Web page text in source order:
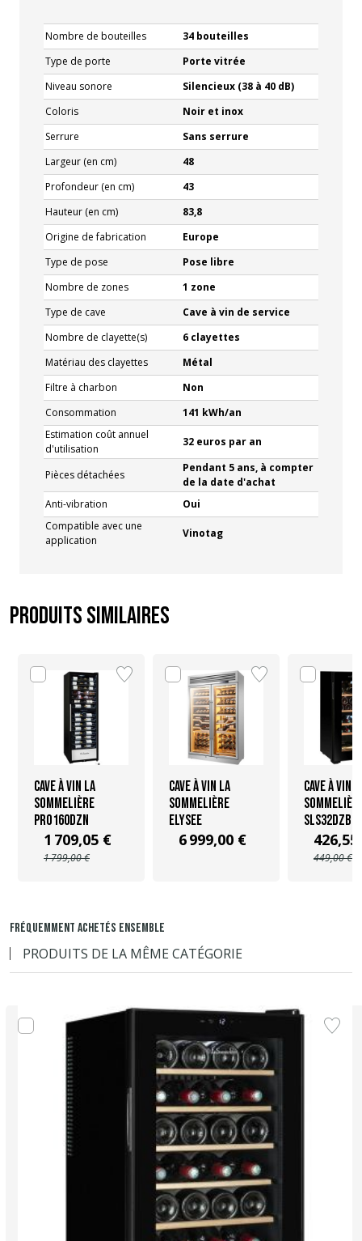
Nombre de bouteilles
34 bouteilles
Type de porte
Porte vitrée
Niveau sonore
Silencieux (38 à 40 dB)
Coloris
Noir et inox
Serrure
Sans serrure
Largeur (en cm)
48
Profondeur (en cm)
43
Hauteur (en cm)
83,8
Origine de fabrication
Europe
Type de pose
Pose libre
Nombre de zones
1 zone
Type de cave
Cave à vin de service
Nombre de clayette(s)
6 clayettes
Matériau des clayettes
Métal
Filtre à charbon
Non
Consommation
141 kWh/an
Estimation coût annuel
d'utilisation
32 euros par an
Pièces détachées
Pendant 5 ans, à compter
de la date d'achat
Anti-vibration
Oui
Compatible avec une
application
Vinotag
Produits similaires
Cave à vin La
Sommelière
PRO160DZN
1 709,05 €
1 799,00 €
Cave à vin La
Sommelière
ELYSEE
6 999,00 €
Cave à vin
449,00 €
FRÉQUEMMENT ACHETÉS ENSEMBLE
PRODUITS DE LA MÊME CATÉGORIE